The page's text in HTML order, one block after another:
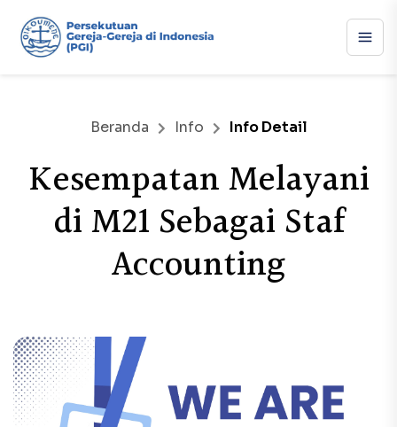
Beranda Info Info Detail
Kesempatan Melayani
di M21 Sebagai Staf
Accounting